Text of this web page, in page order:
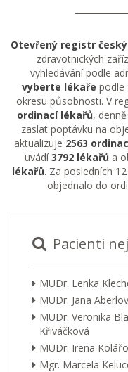
Otevřený registr
zdravotnických
vyhledávání podle
vyberte lékaře podle
okresu působnosti. V
ordinací lékařů,
zaslat poptávku na
aktualizuje 2563
uvádí3792 lékařů a
lékařů. Za posledních
objednalo do
Pacienti
MUDr. Lenka
MUDr. Jana
MUDr. Veronika
Křiváčková
MUDr. Irena
Mgr. Marcela